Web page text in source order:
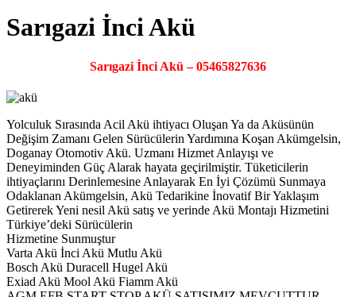
Sarıgazi İnci Akü
Sarıgazi İnci Akü – 05465827636
Yolculuk Sırasında Acil Akü ihtiyacı Oluşan Ya da Aküsünün
Değişim Zamanı Gelen Sürücülerin Yardımına Koşan Akümgelsin,
Doganay Otomotiv Akü. Uzmanı Hizmet Anlayışı ve
Deneyiminden Güç Alarak hayata geçirilmiştir. Tüketicilerin
ihtiyaçlarını Derinlemesine Anlayarak En İyi Çözümü Sunmaya
Odaklanan Akümgelsin, Akü Tedarikine İnovatif Bir Yaklaşım
Getirerek Yeni nesil Akü satış ve yerinde Akü Montajı Hizmetini
Türkiye’deki Sürücülerin
Hizmetine Sunmuştur
Varta Akü İnci Akü Mutlu Akü
Bosch Akü Duracell Hugel Akü
Exiad Akü Mool Akü Fiamm Akü